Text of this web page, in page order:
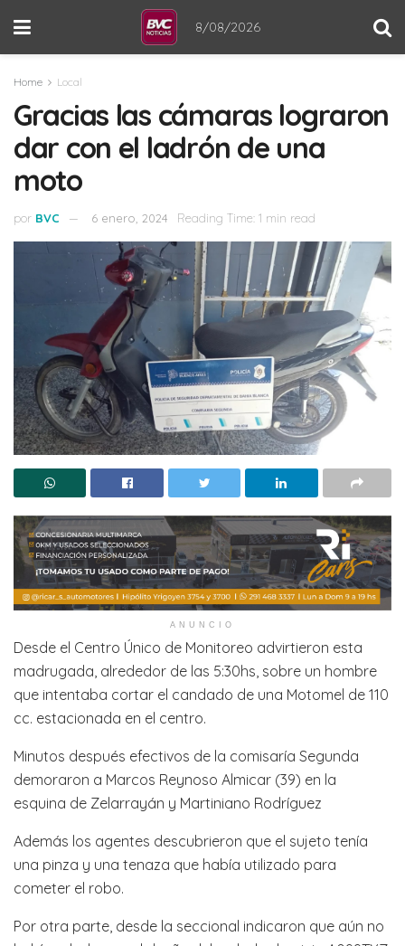
8/08/2026
Home Local
Gracias las cámaras lograron
dar con el ladrón de una
moto
por BVC 6 enero, 2024 Reading Time: 1 min read
ANUNCIO
Desde el Centro Único de Monitoreo advirtieron esta
madrugada, alrededor de las 5:30hs, sobre un hombre
que intentaba cortar el candado de una Motomel de 110
cc. estacionada en el centro.
Minutos después efectivos de la comisaría Segunda
demoraron a Marcos Reynoso Almicar (39) en la
esquina de Zelarrayán y Martiniano Rodríguez
Además los agentes descubrieron que el sujeto tenía
una pinza y una tenaza que había utilizado para
cometer el robo.
Por otra parte, desde la seccional indicaron que aún no